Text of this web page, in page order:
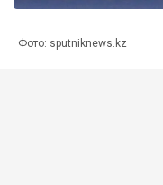
Фото: sputniknews.kz